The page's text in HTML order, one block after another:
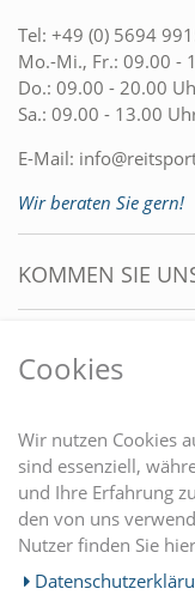
Tel: +49 (0) 5694
Mo.-Mi., Fr.: 09.00 -
Do.: 09.00 - 20.00
Sa.: 09.00 - 13.00
E-Mail:
Wir beraten Sie gern!
KOMMEN SIE
DU FINDEST UNS
EINKAUFEN
MEIN KONTO
Cookies
Wir nutzen Cookies
sind essenziell,
und Ihre Erfahrung
den von uns
Nutzer finden Sie